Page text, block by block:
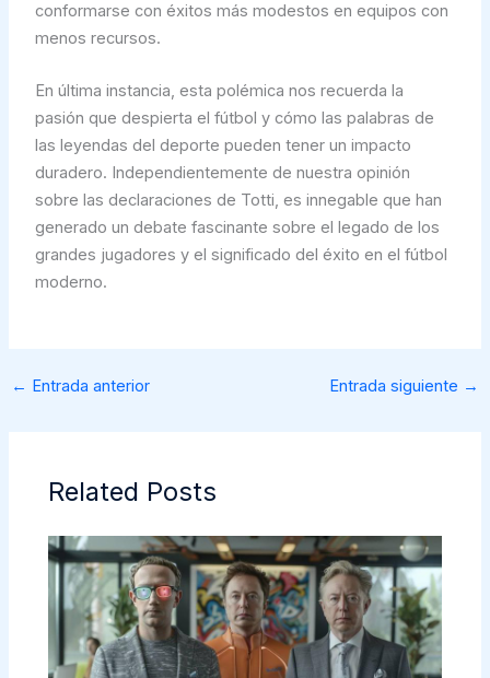
conformarse con éxitos más modestos en equipos con
menos recursos.
En última instancia, esta polémica nos recuerda la
pasión que despierta el fútbol y cómo las palabras de
las leyendas del deporte pueden tener un impacto
duradero. Independientemente de nuestra opinión
sobre las declaraciones de Totti, es innegable que han
generado un debate fascinante sobre el legado de los
grandes jugadores y el significado del éxito en el fútbol
moderno.
← Entrada anterior Entrada siguiente →
Related Posts